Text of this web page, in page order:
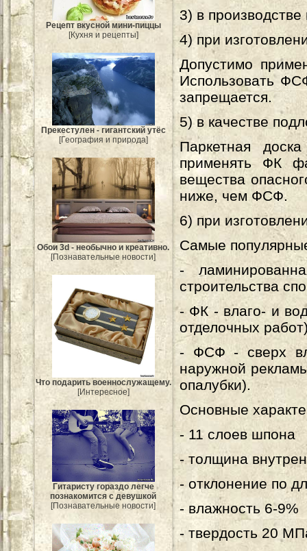
Рецепт вкусной мини-пиццы
[Кухня и рецепты]
Прекестулен - гигантский утёс
[География и природа]
Обои 3d - необычно и креативно.
[Познавательные новости]
Что подарить военнослужащему.
[Интересное]
Гитаристу гораздо легче
познакомится с девушкой
[Познавательные новости]
3) в
4) при
Допустимо
Использовать
запрещается.
5) в качестве
Паркетная
применять ФК
вещества
ниже, чем ФСФ.
6) при
Самые
-
строительства
- ФК - влаго- и
отделочных
- ФСФ - сверх
наружной
опалубки).
Основные
- 11 слоев шпона
- толщина
- отклонение по
- влажность 6-9%
- твердость 20